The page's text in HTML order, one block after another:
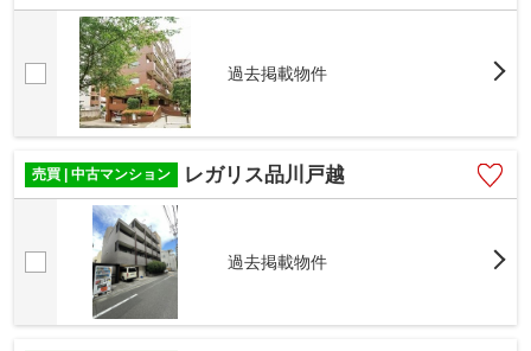
過去掲載物件
売買 | 中古マンション レガリス品川戸越
過去掲載物件